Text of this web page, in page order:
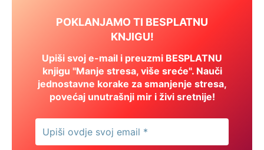
POKLANJAMO TI BESPLATNU
KNJIGU!
Upiši svoj e-mail i preuzmi BESPLATNU
knjigu "Manje stresa, više sreće". Nauči
jednostavne korake za smanjenje stresa,
povećaj unutrašnji mir i živi sretnije!